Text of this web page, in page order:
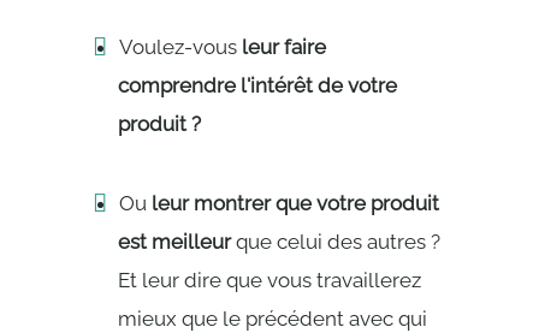
Voulez-vous leur faire
comprendre l'intérêt de votre
produit ?
Ou leur montrer que votre produit
est meilleurque celui des autres ?
Et leur dire que vous travaillerez
mieux que le précédent avec qui